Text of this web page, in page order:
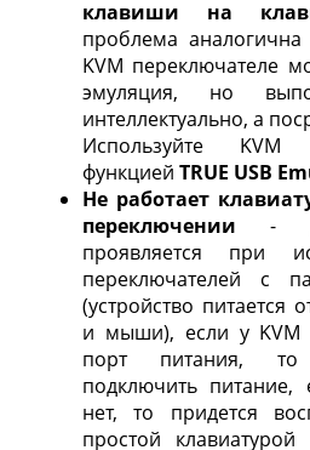
клавиши на
проблема
KVM переключателе
эмуляция, но
интеллектуально, а
Используйте KVM
функцией TRUE USB
Не работает
переключении -
проявляется при
переключателей с
(устройство питается
и мыши), если у KVM
порт питания, то
подключить питание,
нет, то придется
простой